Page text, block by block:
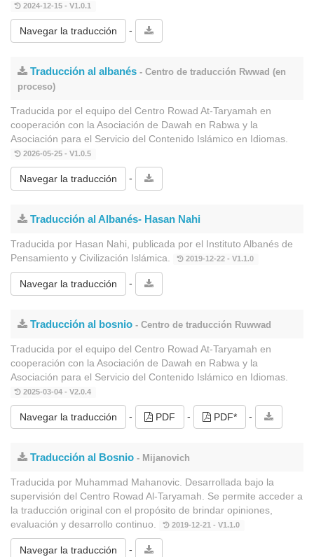
2024-12-15 - V1.0.1
Navegar la traducción -
Traducción al albanés - Centro de traducción Rwwad (en
proceso)
Traducida por el equipo del Centro Rowad At-Taryamah en
cooperación con la Asociación de Dawah en Rabwa y la
Asociación para el Servicio del Contenido Islámico en Idiomas.
2026-05-25 - V1.0.5
Navegar la traducción -
Traducción al Albanés- Hasan Nahi
Traducida por Hasan Nahi, publicada por el Instituto Albanés de
Pensamiento y Civilización Islámica.
2019-12-22 - V1.1.0
Navegar la traducción -
Traducción al bosnio - Centro de traducción Ruwwad
Traducida por el equipo del Centro Rowad At-Taryamah en
cooperación con la Asociación de Dawah en Rabwa y la
Asociación para el Servicio del Contenido Islámico en Idiomas.
2025-03-04 - V2.0.4
Navegar la traducción - PDF - PDF* -
Traducción al Bosnio - Mijanovich
Traducida por Muhammad Mahanovic. Desarrollada bajo la
supervisión del Centro Rowad Al-Taryamah. Se permite acceder a
la traducción original con el propósito de brindar opiniones,
evaluación y desarrollo continuo.
2019-12-21 - V1.1.0
Navegar la traducción -